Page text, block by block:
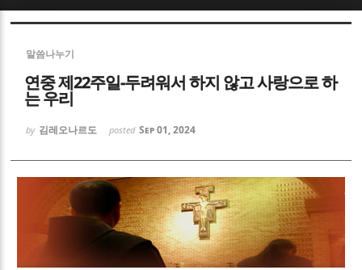
말씀나누기
연중 제22주일-두려워서 하지 않고 사랑으로 하
는 우리
by 김레오나르도 posted Sep 01, 2024
Sketchbook5, 스케치북5
Sketchbook5, 스케치북5
Sketchbook5, 스케치북5
Sketchbook5, 스케치북5